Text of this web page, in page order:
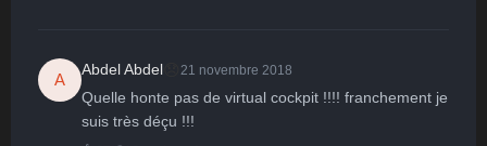
A
Abdel Abdel 21 novembre 2018
Quelle honte pas de virtual cockpit !!!! franchement je
suis très déçu !!!